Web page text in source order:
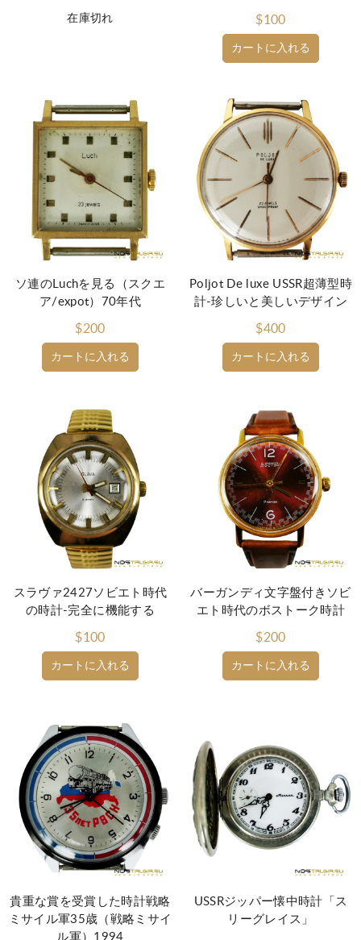
在庫切れ
カートに入れる
$100
カートに入れる
ソ連のLuchを見る（スクエ
ア/expot）70年代
$200
カートに入れる
Poljot De luxe USSR超薄型時
計-珍しいと美しいデザイン
$400
カートに入れる
スラヴァ2427ソビエト時代
の時計-完全に機能する
$100
カートに入れる
バーガンディ文字盤付きソビ
エト時代のボストーク時計
$200
貴重な賞を受賞した時計戦略
ミサイル軍35歳（戦略ミサイ
ル軍）1994
USSRジッパー懐中時計「ス
リーグレイス」